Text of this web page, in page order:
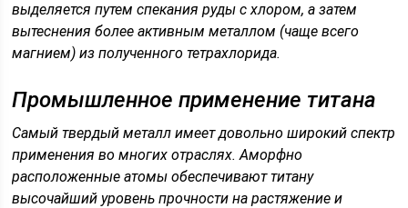
выделяется путем спекания руды с хлором, а затем
вытеснения более активным металлом (чаще всего
магнием) из полученного тетрахлорида.
Промышленное применение титана
Самый твердый металл имеет довольно широкий спектр
применения во многих отраслях. Аморфно
расположенные атомы обеспечивают титану
высочайший уровень прочности на растяжение и